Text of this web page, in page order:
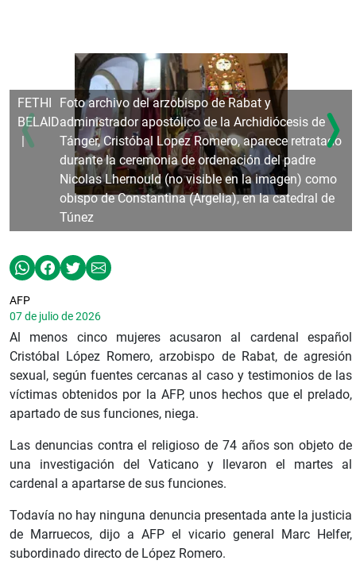
Foto archivo del arzobispo de Rabat y
administrador apostólico de la Archidiócesis de
Tánger, Cristóbal Lopez Romero, aparece retratado
durante la ceremonia de ordenación del padre
Nicolas Lhernould (no visible en la imagen) como
obispo de Constantina (Argelia), en la catedral de
Túnez
FETHI
BELAID
AFP
07 de julio de 2026
Al menos cinco mujeres acusaron al cardenal español
Cristóbal López Romero, arzobispo de Rabat, de agresión
sexual, según fuentes cercanas al caso y testimonios de las
víctimas obtenidos por la AFP, unos hechos que el prelado,
apartado de sus funciones, niega.
Las denuncias contra el religioso de 74 años son objeto de
una investigación del Vaticano y llevaron el martes al
cardenal a apartarse de sus funciones.
Todavía no hay ninguna denuncia presentada ante la justicia
de Marruecos, dijo a AFP el vicario general Marc Helfer,
subordinado directo de López Romero.